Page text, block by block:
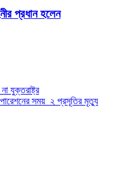
প্রধান হলেন
যুক্তরাষ্ট্র
সময় ২ প্রসূতির মৃত্যু